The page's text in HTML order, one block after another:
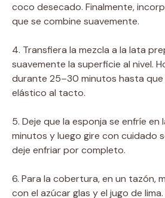
coco desecado. Finalmente,
que se combine suavemente.
4. Transfiera la mezcla a la lata
suavemente la superficie al nivel.
durante 25–30 minutos hasta
elástico al tacto.
5. Deje que la esponja se enfríe en
minutos y luego gire con cuidado
deje enfriar por completo.
6. Para la cobertura, en un tazón,
con el azúcar glas y el jugo de